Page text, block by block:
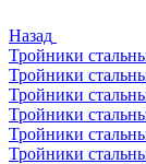
Назад
Тройники
Тройники
Тройники
Тройники
Тройники
Тройники